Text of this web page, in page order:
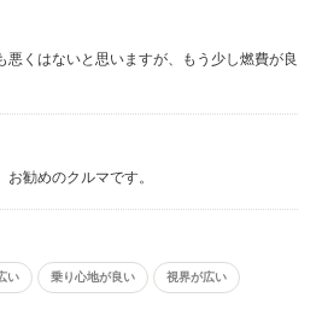
悪くはないと思いますが、もう少し燃費が良
勧めのクルマです。
い 乗り心地が良い 視界が広い